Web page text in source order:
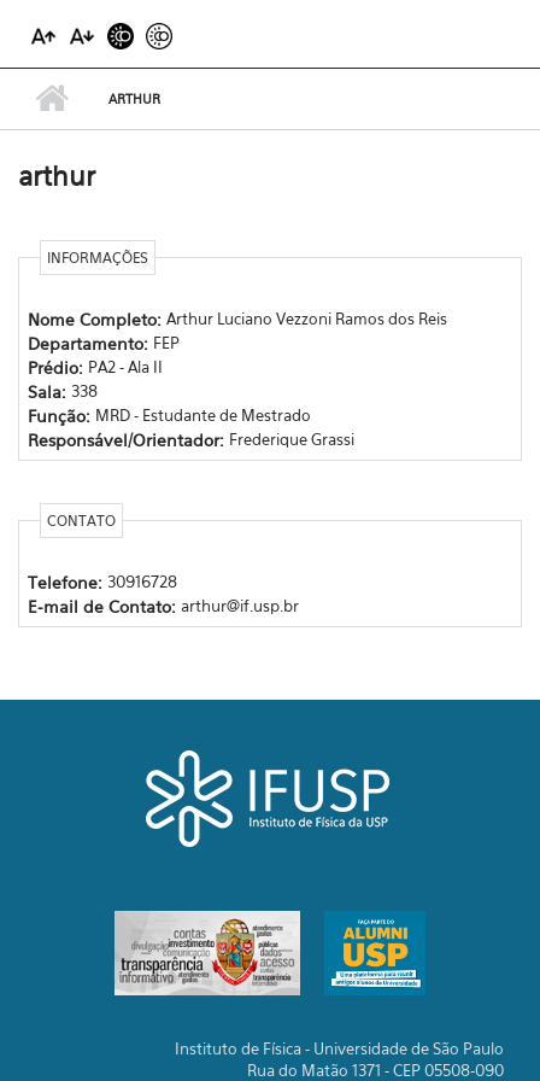
ARTHUR
arthur
INFORMAÇÕES
Nome Completo: Arthur Luciano Vezzoni Ramos dos Reis
Departamento: FEP
Prédio: PA2 - Ala II
Sala: 338
Função: MRD - Estudante de Mestrado
Responsável/Orientador: Frederique Grassi
CONTATO
Telefone: 30916728
E-mail de Contato: arthur@if.usp.br
Instituto de Física - Universidade de São Paulo
Rua do Matão 1371 - CEP 05508-090